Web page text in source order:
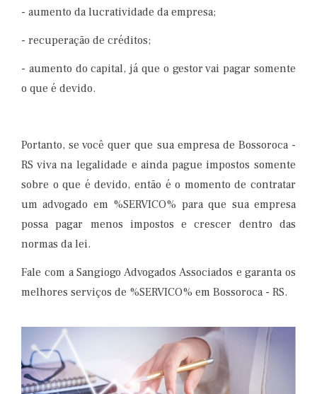
- aumento da lucratividade da empresa;
- recuperação de créditos;
- aumento do capital, já que o gestor vai pagar somente
o que é devido.
Portanto, se você quer que sua empresa de Bossoroca​ -
RS viva na legalidade e ainda pague impostos somente
sobre o que é devido, então é o momento de contratar
um advogado em %SERVICO% para que sua empresa
possa pagar menos impostos e crescer dentro das
normas da lei.
Fale com a Sangiogo Advogados Associados e garanta os
melhores serviços de %SERVICO% em Bossoroca​ - RS.